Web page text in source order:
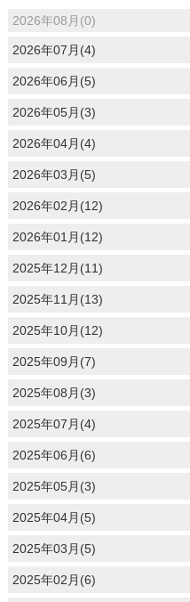
2026年08月(0)
2026年07月(4)
2026年06月(5)
2026年05月(3)
2026年04月(4)
2026年03月(5)
2026年02月(12)
2026年01月(12)
2025年12月(11)
2025年11月(13)
2025年10月(12)
2025年09月(7)
2025年08月(3)
2025年07月(4)
2025年06月(6)
2025年05月(3)
2025年04月(5)
2025年03月(5)
2025年02月(6)